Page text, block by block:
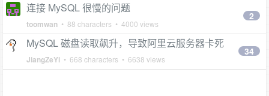
连接 MySQL 很慢的问题
toomwan • 88 characters • 4000 views
2
MySQL 磁盘读取飙升，导致阿里云服务器卡死
JiangZeYi • 668 characters • 6638 views
34